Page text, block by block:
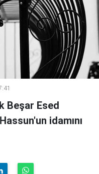
Beşar Esed
idamını